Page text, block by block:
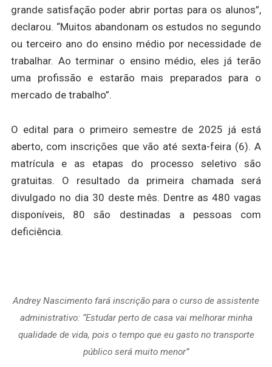
grande satisfação poder abrir portas para os alunos”,
declarou. “Muitos abandonam os estudos no segundo
ou terceiro ano do ensino médio por necessidade de
trabalhar. Ao terminar o ensino médio, eles já terão
uma profissão e estarão mais preparados para o
mercado de trabalho”.
O edital para o primeiro semestre de 2025 já está
aberto, com inscrições que vão até sexta-feira (6). A
matrícula e as etapas do processo seletivo são
gratuitas. O resultado da primeira chamada será
divulgado no dia 30 deste mês. Dentre as 480 vagas
disponíveis, 80 são destinadas a pessoas com
deficiência.
Andrey Nascimento fará inscrição para o curso de assistente
administrativo: “Estudar perto de casa vai melhorar minha
qualidade de vida, pois o tempo que eu gasto no transporte
público será muito menor”